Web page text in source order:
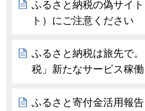
ふるさと納税の偽サイ
ト）にご注意ください
ふるさと納税は旅先で
税」新たなサービス稼働
ふるさと寄付金活用報